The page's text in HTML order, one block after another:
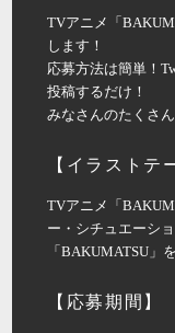
TVアニメ「
します！
応募方法は簡単！
投稿するだけ！
みなさんのたくさ
【イラストテ
TVアニメ「
ー・シチュエーシ
「BAKUMATSU」
【応募期間】